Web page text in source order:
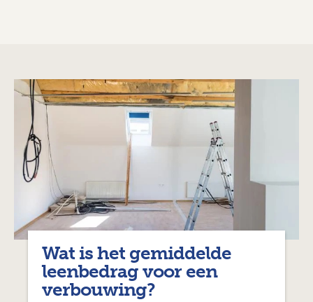
Wat is het gemiddelde
leenbedrag voor een
verbouwing?